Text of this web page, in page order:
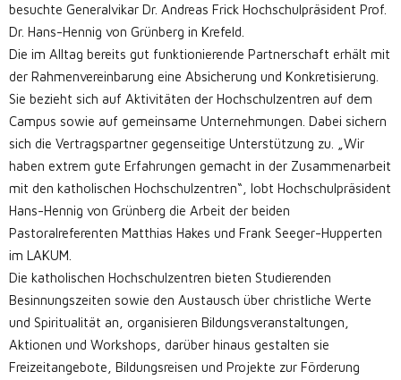
besuchte Generalvikar Dr. Andreas Frick Hochschulpräsident Prof.
Dr. Hans-Hennig von Grünberg in Krefeld.
Die im Alltag bereits gut funktionierende Partnerschaft erhält mit
der Rahmenvereinbarung eine Absicherung und Konkretisierung.
Sie bezieht sich auf Aktivitäten der Hochschulzentren auf dem
Campus sowie auf gemeinsame Unternehmungen. Dabei sichern
sich die Vertragspartner gegenseitige Unterstützung zu. „Wir
haben extrem gute Erfahrungen gemacht in der Zusammenarbeit
mit den katholischen Hochschulzentren“, lobt Hochschulpräsident
Hans-Hennig von Grünberg die Arbeit der beiden
Pastoralreferenten Matthias Hakes und Frank Seeger-Hupperten
im LAKUM.
Die katholischen Hochschulzentren bieten Studierenden
Besinnungszeiten sowie den Austausch über christliche Werte
und Spiritualität an, organisieren Bildungsveranstaltungen,
Aktionen und Workshops, darüber hinaus gestalten sie
Freizeitangebote, Bildungsreisen und Projekte zur Förderung